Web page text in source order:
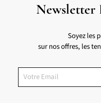
Newsletter
Soyez les
sur nos offres, les